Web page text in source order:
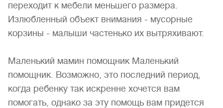
переходит к мебели меньшего размера.
Излюбленный объект внимания - мусорные
корзины - малыши частенько их вытряхивают.
Маленький мамин помощник Маленький
помощник. Возможно, это последний период,
когда ребенку так искренне хочется вам
помогать, однако за эту помощь вам придется